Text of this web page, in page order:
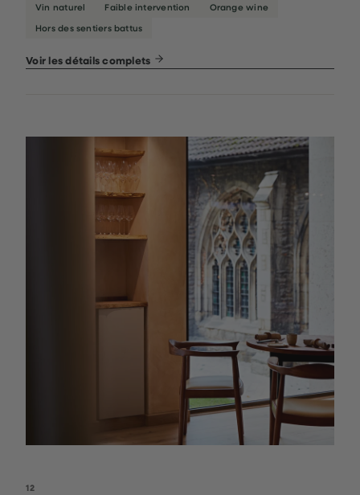
Vin naturel Faible intervention
Orange wine
Hors des sentiers battus
Voir les détails complets
12